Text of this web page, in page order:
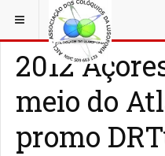
ESTÁ EM... AÇORFILM
2012
meio do
promo